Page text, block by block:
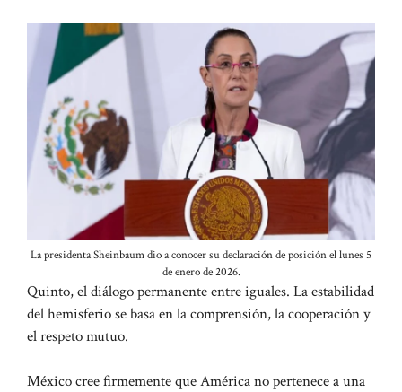
La presidenta Sheinbaum dio a conocer su declaración de posición el lunes 5
de enero de 2026.
Quinto, el diálogo permanente entre iguales. La estabilidad
del hemisferio se basa en la comprensión, la cooperación y
el respeto mutuo.
México cree firmemente que América no pertenece a una